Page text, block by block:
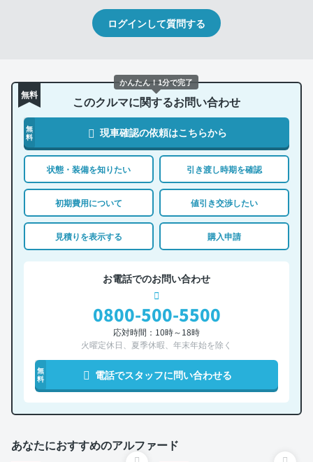
ログインして質問する
無料 このクルマに関するお問い合わせ
無
料
現車確認の依頼はこちらから
状態・装備を知りたい 引き渡し時期を確認
初期費用について 値引き交渉したい
見積りを表示する 購入申請
お電話でのお問い合わせ
0800-500-5500
応対時間：10時～18時
火曜定休日、夏季休暇、年末年始を除く
無
料
電話でスタッフに問い合わせる
あなたにおすすめのアルファード
かんたん！1分で完了